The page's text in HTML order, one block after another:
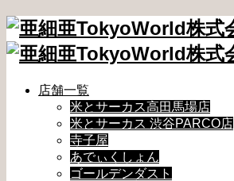
店舗一覧
米とサーカス高田馬場店
米とサーカス 渋谷PARCO店
寺子屋
あでぃくしょん
ゴールデンダスト